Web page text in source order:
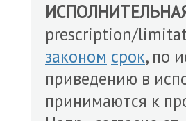
prescription/
законом срок, по
приведению в
принимаются к